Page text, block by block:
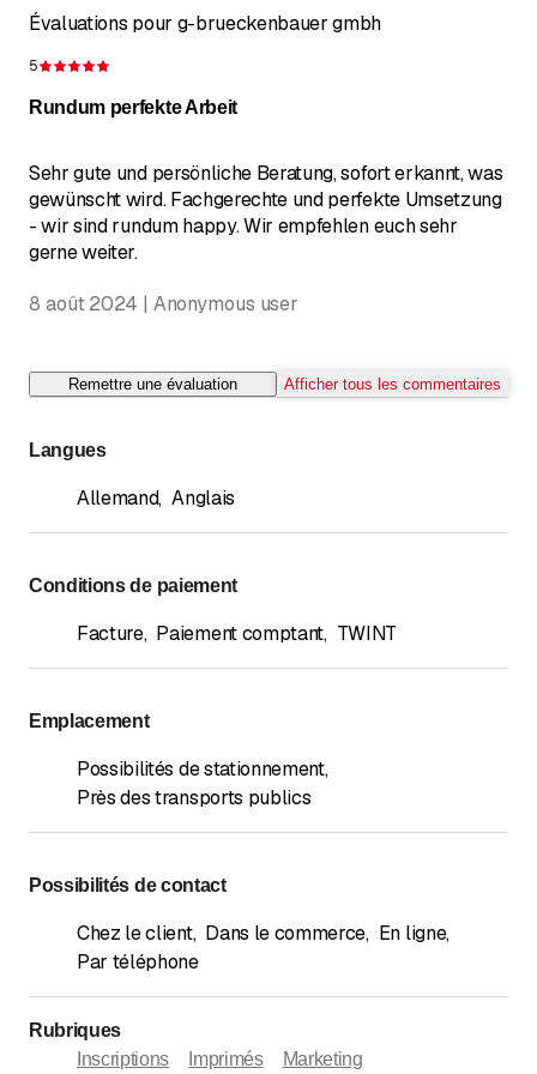
Évaluations pour g-brueckenbauer gmbh
5
Rundum perfekte Arbeit
Sehr gute und persönliche Beratung, sofort erkannt, was
gewünscht wird. Fachgerechte und perfekte Umsetzung
- wir sind rundum happy. Wir empfehlen euch sehr
gerne weiter.
8 août 2024 | Anonymous user
Remettre une évaluation Afficher tous les commentaires
Langues
Allemand, Anglais
Conditions de paiement
Facture, Paiement comptant, TWINT
Emplacement
Possibilités de stationnement,
Près des transports publics
Possibilités de contact
Chez le client, Dans le commerce, En ligne,
Par téléphone
Rubriques
Inscriptions
Imprimés Marketing